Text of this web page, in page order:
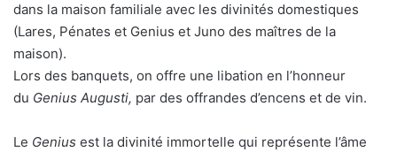
dans la maison familiale avec les divinités domestiques
(Lares, Pénates et Genius et Juno des maîtres de la
maison).
Lors des banquets, on offre une libation en l’honneur
du Genius Augusti, par des offrandes d’encens et de vin.
Le Genius est la divinité immortelle qui représente l’âme